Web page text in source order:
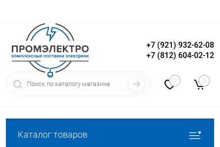
Вход Регистрация
+7 (921) 932-62-08
+7 (812) 604-02-12
0 0
Каталог товаров